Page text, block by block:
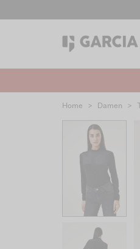
Home > Damen >